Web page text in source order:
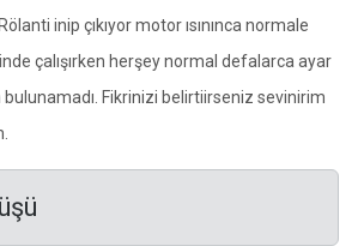
inip çıkıyor motor ısınınca normale
çalışırken herşey normal defalarca ayar
bulunamadı. Fikrinizi belirtiirseniz sevinirim